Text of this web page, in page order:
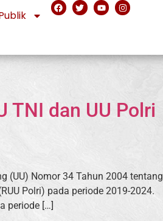
TNI dan UU Polri
(UU) Nomor 34 Tahun 2004 tentang
Polri) pada periode 2019-2024.
periode […]